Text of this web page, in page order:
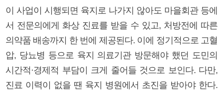
이 사업이 시행되면 육지로 나가지 않아도 마을회관 등에
서 전문의에게 화상 진료를 받을 수 있고, 처방전에 따른
의약품 배송까지 한 번에 제공된다. 이에 정기적으로 고혈
압, 당뇨병 등으로 육지 의료기관 방문해야 했던 도민의
시간적·경제적 부담이 크게 줄어들 것으로 보인다. 다만,
진료 이력이 없을 땐 육지 병원에서 초진을 받아야 한다.